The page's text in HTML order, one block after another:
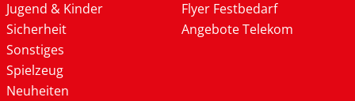
Jugend & Kinder
Sicherheit
Sonstiges
Spielzeug
Neuheiten
Flyer Festbedarf
Angebote Telekom